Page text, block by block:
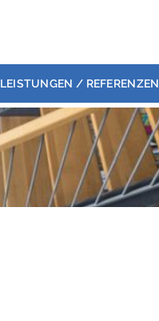
LEISTUNGEN / REFERENZEN